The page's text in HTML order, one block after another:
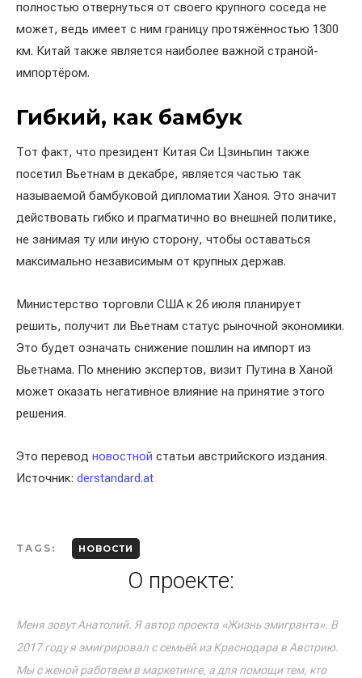
полностью отвернуться от своего крупного соседа не
может, ведь имеет с ним границу протяжённостью 1300
км. Китай также является наиболее важной страной-
импортёром.
Гибкий, как бамбук
Тот факт, что президент Китая Си Цзиньпин также
посетил Вьетнам в декабре, является частью так
называемой бамбуковой дипломатии Ханоя. Это значит
действовать гибко и прагматично во внешней политике,
не занимая ту или иную сторону, чтобы оставаться
максимально независимым от крупных держав.
Министерство торговли США к 26 июля планирует
решить, получит ли Вьетнам статус рыночной экономики.
Это будет означать снижение пошлин на импорт из
Вьетнама. По мнению экспертов, визит Путина в Ханой
может оказать негативное влияние на принятие этого
решения.
Это перевод новостной статьи австрийского издания.
Источник: derstandard.at
TAGS: НОВОСТИ
О проекте:
Меня зовут Анатолий. Я автор проекта «Жизнь эмигранта». В
2017 году я эмигрировал с семьёй из Краснодара в Австрию.
Мы с женой работаем в маркетинге, а для помощи тем, кто